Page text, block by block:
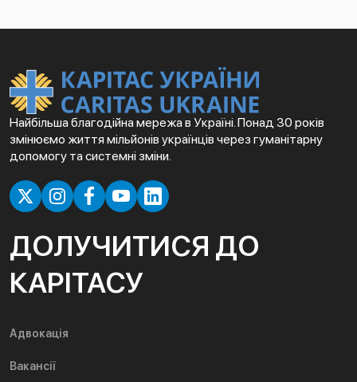
Найбільша благодійна мережа в Україні. Понад 30 років
змінюємо життя мільйонів українців через гуманітарну
допомогу та системні зміни.
ДОЛУЧИТИСЯ ДО
КАРІТАСУ
Адвокація
Вакансії